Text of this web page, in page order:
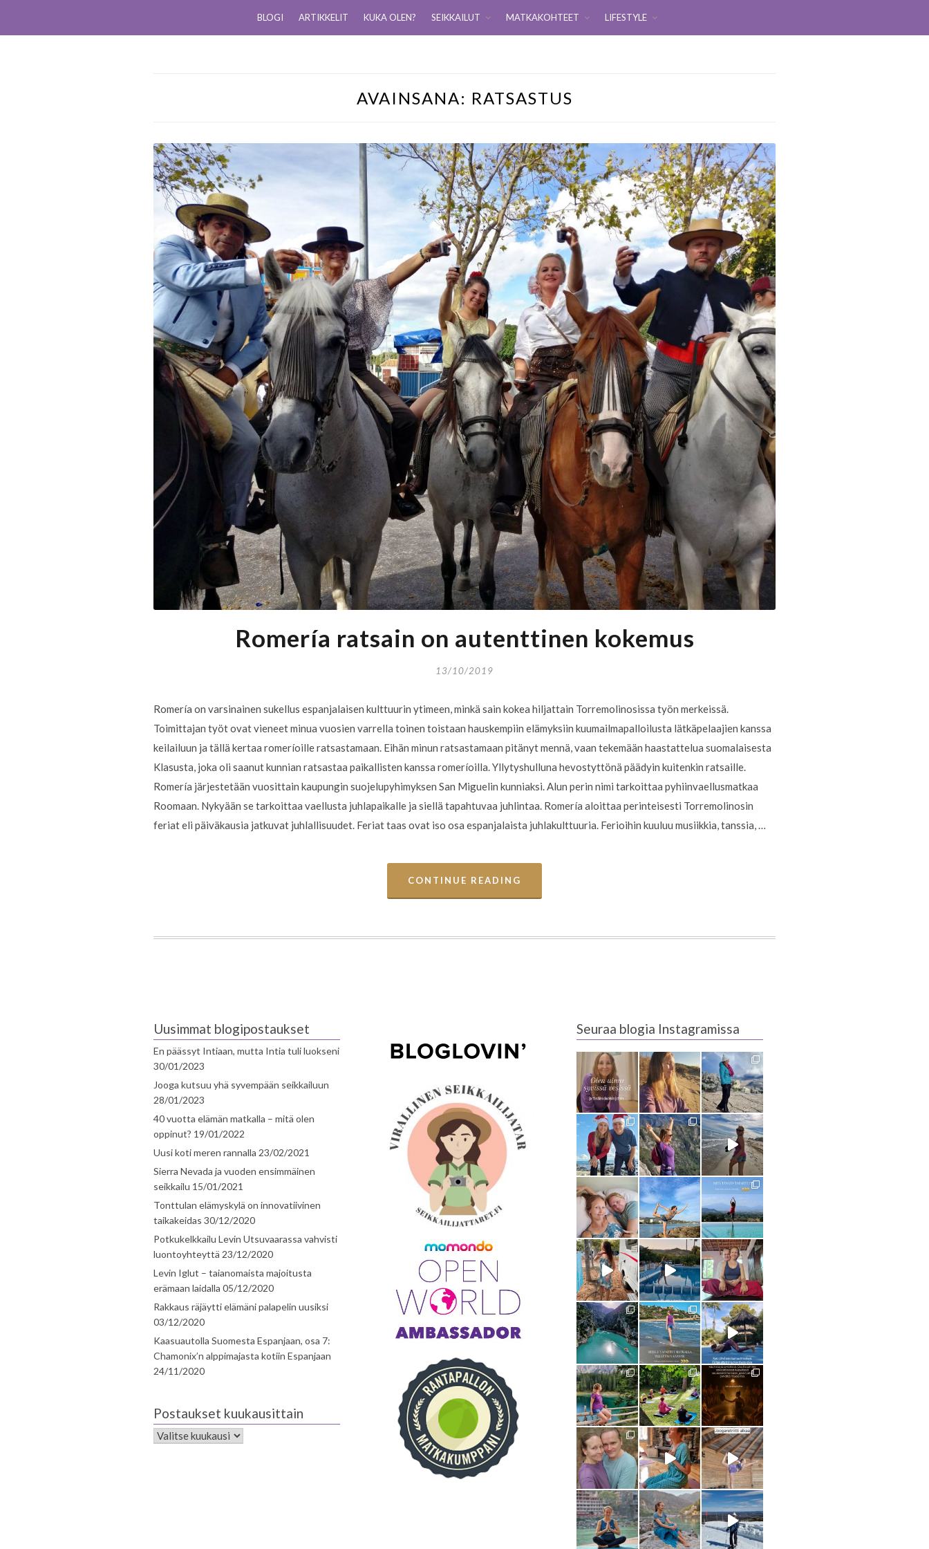
BLOGI ARTIKKELIT KUKA OLEN? SEIKKAILUT MATKAKOHTEET LIFESTYLE
AVAINSANA: RATSASTUS
Romería ratsain on autenttinen kokemus
13/10/2019
Romería on varsinainen sukellus espanjalaisen kulttuurin ytimeen, minkä sain kokea hiljattain Torremolinosissa työn merkeissä.
Toimittajan työt ovat vieneet minua vuosien varrella toinen toistaan hauskempiin elämyksiin kuumailmapalloilusta lätkäpelaajien kanssa
keilailuun ja tällä kertaa romeríoille ratsastamaan. Eihän minun ratsastamaan pitänyt mennä, vaan tekemään haastattelua suomalaisesta
Klasusta, joka oli saanut kunnian ratsastaa paikallisten kanssa romeríoilla. Yllytyshulluna hevostyttönä päädyin kuitenkin ratsaille.
Romería järjestetään vuosittain kaupungin suojelupyhimyksen San Miguelin kunniaksi. Alun perin nimi tarkoittaa pyhiinvaellusmatkaa
Roomaan. Nykyään se tarkoittaa vaellusta juhlapaikalle ja siellä tapahtuvaa juhlintaa. Romería aloittaa perinteisesti Torremolinosin
feriat eli päiväkausia jatkuvat juhlallisuudet. Feriat taas ovat iso osa espanjalaista juhlakulttuuria. Ferioihin kuuluu musiikkia, tanssia, …
CONTINUE READING
Uusimmat blogipostaukset
En päässyt Intiaan, mutta Intia tuli luokseni
30/01/2023
Jooga kutsuu yhä syvempään seikkailuun
28/01/2023
40 vuotta elämän matkalla – mitä olen
oppinut? 19/01/2022
Uusi koti meren rannalla 23/02/2021
Sierra Nevada ja vuoden ensimmäinen
seikkailu 15/01/2021
Tonttulan elämyskylä on innovatiivinen
taikakeidas 30/12/2020
Potkukelkkailu Levin Utsuvaarassa vahvisti
luontoyhteyttä 23/12/2020
Levin Iglut – taianomaista majoitusta
erämaan laidalla 05/12/2020
Rakkaus räjäytti elämäni palapelin uusiksi
03/12/2020
Kaasuautolla Suomesta Espanjaan, osa 7:
Chamonix’n alppimajasta kotiin Espanjaan
24/11/2020
Postaukset kuukausittain
Seuraa blogia Instagramissa